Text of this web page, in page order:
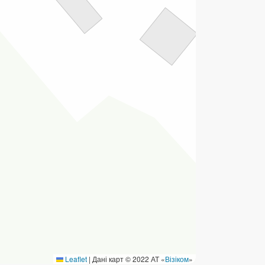
Термінові перекази
Leaflet | Дані карт © 2022 АТ «Візіком»